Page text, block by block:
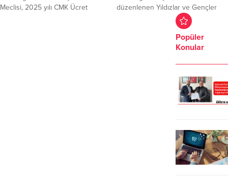
Komutanı Albay Ahmet...
Meclisi, 2025 yılı CMK Ücret
düzenlenen Yıldızlar ve Gençler
Halk Oyunları Türkiye
Şampiyonasında Tekirdağ’ın
göğsünü kabarttı. Türkiye’nin her
bölgesinden toplam 14 ekibin
tarafından Denizli’de düzenlenen
Yıldızlar ve Gençler Halk Oyunları
Türkiye Şampiyonası
Tekirdağlı gençler Tekirdağ’ı başarılı
bir şekilde temsil ederek Türkiye...
Popüler
Konular